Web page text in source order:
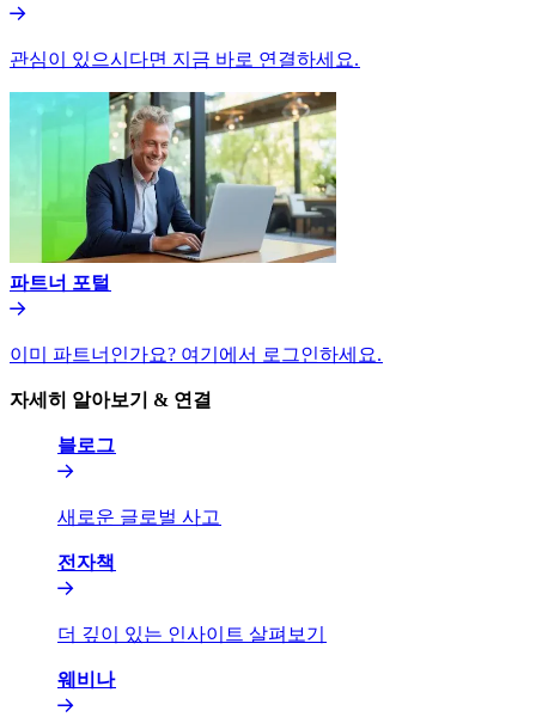
관심이 있으시다면 지금 바로 연결하세요.​​
파트너 포털​​
이미 파트너인가요? 여기에서 로그인하세요.​​
자세히 알아보기 & 연결​​
블로그​​
새로운 글로벌 사고​​
전자책​​
더 깊이 있는 인사이트 살펴보기​​
웨비나​​